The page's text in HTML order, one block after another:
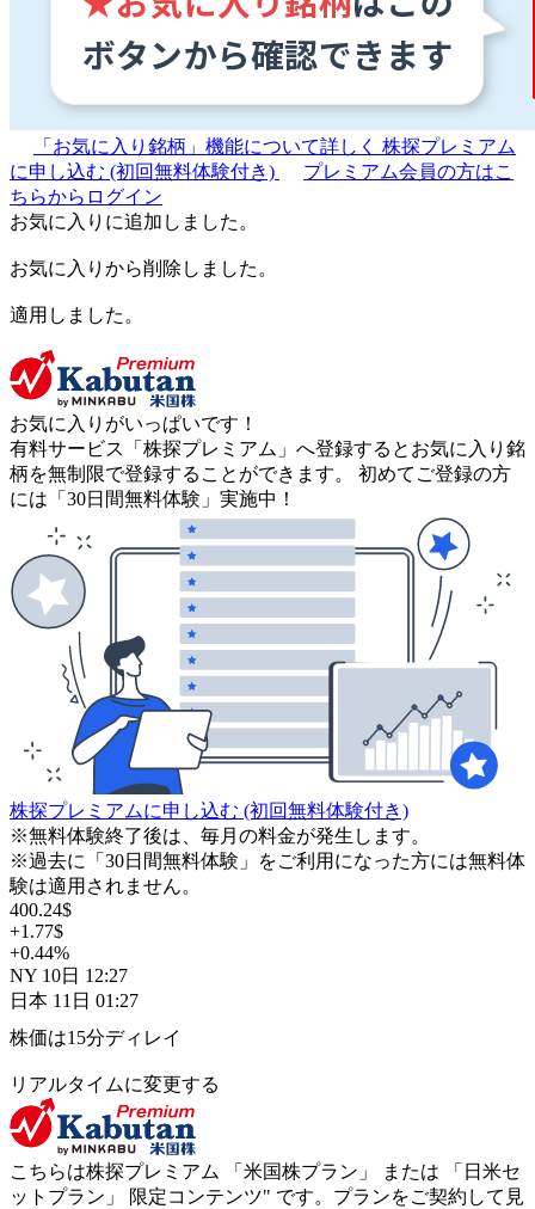
「お気に入り銘柄」機能について詳しく 株探プレミアム
に申し込む (初回無料体験付き)
プレミアム会員の方はこ
ちらからログイン
お気に入りに追加しました。
お気に入りから削除しました。
適用しました。
お気に入りがいっぱいです！
有料サービス「株探プレミアム」へ登録するとお気に入り銘
柄を無制限で登録することができます。 初めてご登録の方
には「30日間無料体験」実施中！
株探プレミアムに申し込む (初回無料体験付き)
※無料体験終了後は、毎月の料金が発生します。
※過去に「30日間無料体験」をご利用になった方には無料体
験は適用されません。
400.24$
+1.77$
+0.44%
NY 10日 12:27
日本 11日 01:27
株価は15分ディレイ
リアルタイムに変更する
こちらは株探プレミアム 「 米国株プラン 」 または 「 日米セ
ットプラン 」 限定コンテンツ" です。プランをご契約して見